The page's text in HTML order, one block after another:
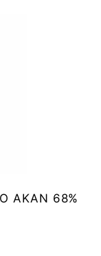
AKAN 68%